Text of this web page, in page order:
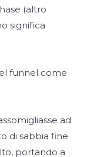
(altro
significa
funnel come
ad
di sabbia fine
portando a